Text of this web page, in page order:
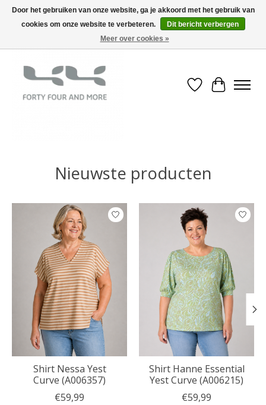
Verlanglijst
Nieuwste producten
Items van productcarrousel
Shirt Nessa Yest
Curve (A006357)
€59,99
Shirt Hanne Essential
Yest Curve (A006215)
€59,99
Door het gebruiken van onze website, ga je akkoord met het gebruik van
cookies om onze website te verbeteren.
Dit bericht verbergen
Meer over cookies »